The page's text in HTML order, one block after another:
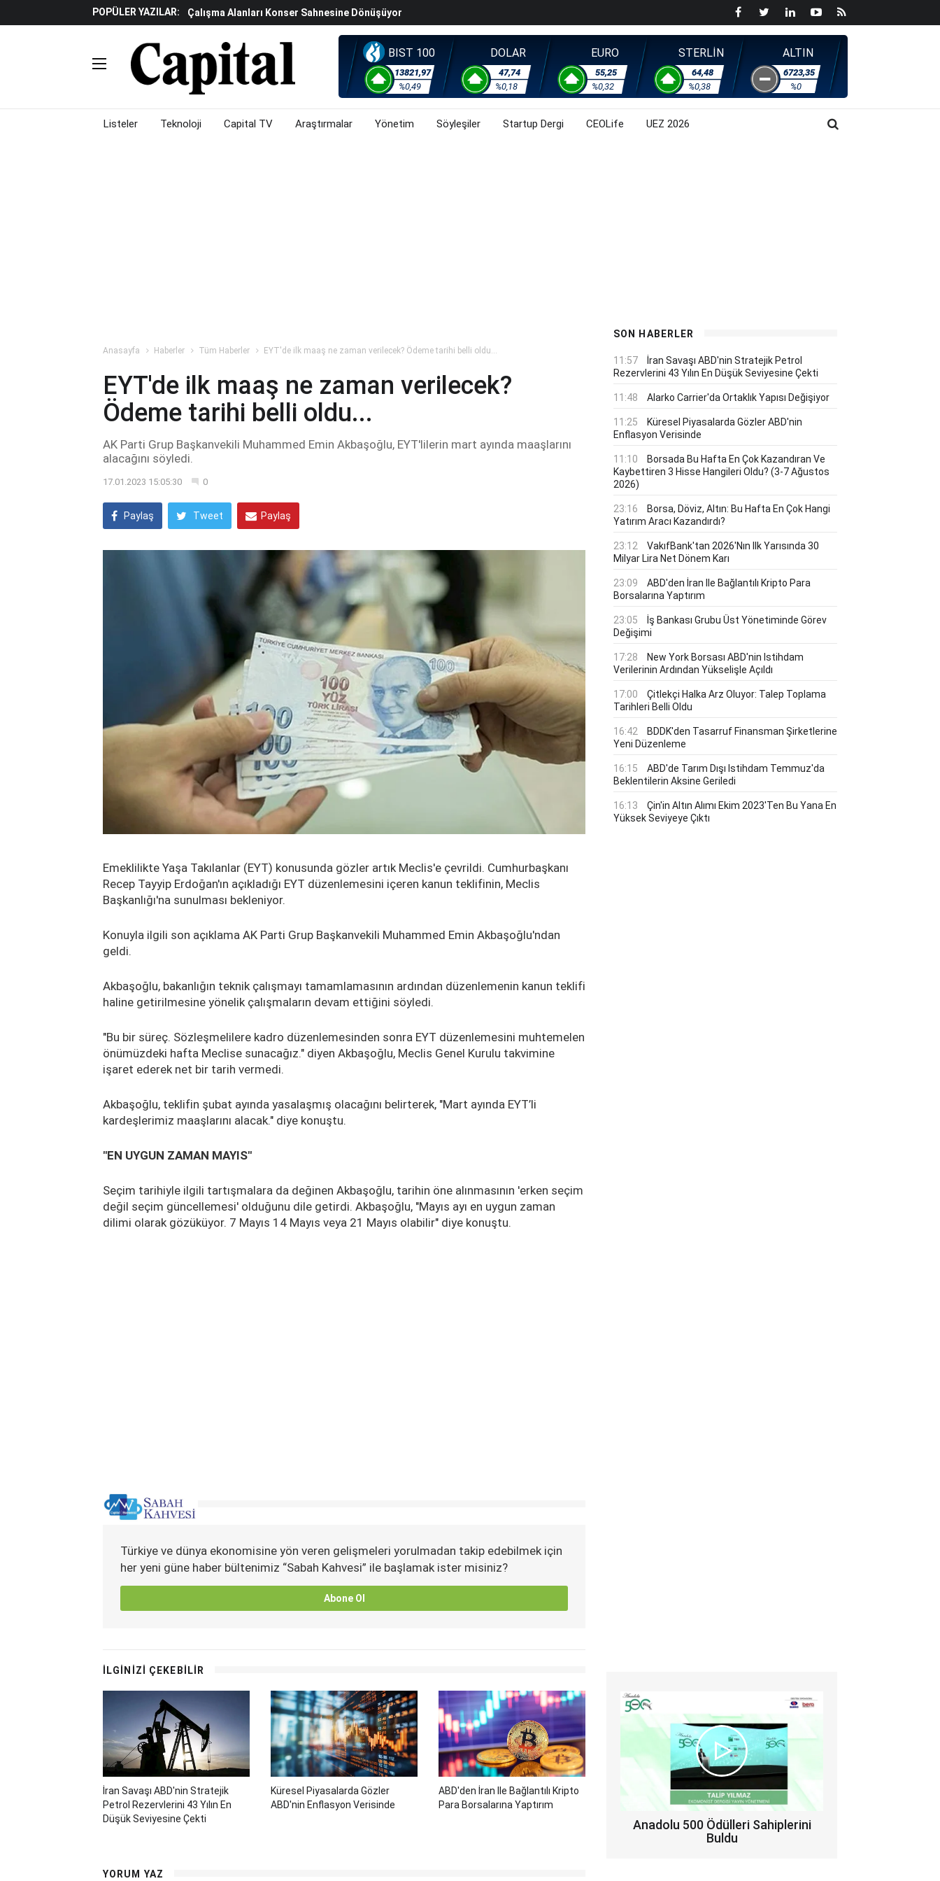
POPÜLER YAZILAR:
TCMB'den Döviz Dönüşüm Desteğinin Etkinliğini Artıracak Adımlar Geldi
Katılım Bankaları Yılın Ilk Yarısında 119,5 Milyar Liralık Sukuk Ihraç Etti
Küresel Piyasalarda Gelecek Hafta Gözler ABD'de Açıklanacak Tarım Dışı Istihdam
Verisine Çevrildi
Altınay Savunma Grubu C-Level Üst Yönetim Yapılanmasına Geçti
Çalışma Alanları Konser Sahnesine Dönüşüyor
BIST 100
13821,97
%0,49
DOLAR
47,74
%0,18
EURO
55,25
%0,32
STERLİN
64,48
%0,38
ALTIN
6723,35
%0
Listeler Teknoloji Capital TV Araştırmalar Yönetim Söyleşiler Startup Dergi CEOLife UEZ 2026
Anasayfa Haberler Tüm Haberler EYT'de ilk maaş ne zaman verilecek? Ödeme tarihi belli oldu...
EYT'de ilk maaş ne zaman verilecek?
Ödeme tarihi belli oldu...
AK Parti Grup Başkanvekili Muhammed Emin Akbaşoğlu, EYT'lilerin mart ayında maaşlarını
alacağını söyledi.
17.01.2023 15:05:30 0
Paylaş Tweet Paylaş
Emeklilikte Yaşa Takılanlar (EYT) konusunda gözler artık Meclis'e çevrildi. Cumhurbaşkanı
Recep Tayyip Erdoğan'ın açıkladığı EYT düzenlemesini içeren kanun teklifinin, Meclis
Başkanlığı'na sunulması bekleniyor.
Konuyla ilgili son açıklama AK Parti Grup Başkanvekili Muhammed Emin Akbaşoğlu'ndan
geldi.
Akbaşoğlu, bakanlığın teknik çalışmayı tamamlamasının ardından düzenlemenin kanun teklifi
haline getirilmesine yönelik çalışmaların devam ettiğini söyledi.
"Bu bir süreç. Sözleşmelilere kadro düzenlemesinden sonra EYT düzenlemesini muhtemelen
önümüzdeki hafta Meclise sunacağız." diyen Akbaşoğlu, Meclis Genel Kurulu takvimine
işaret ederek net bir tarih vermedi.
Akbaşoğlu, teklifin şubat ayında yasalaşmış olacağını belirterek, "Mart ayında EYT’li
kardeşlerimiz maaşlarını alacak." diye konuştu.
"EN UYGUN ZAMAN MAYIS"
Seçim tarihiyle ilgili tartışmalara da değinen Akbaşoğlu, tarihin öne alınmasının 'erken seçim
değil seçim güncellemesi' olduğunu dile getirdi. Akbaşoğlu, "Mayıs ayı en uygun zaman
dilimi olarak gözüküyor. 7 Mayıs 14 Mayıs veya 21 Mayıs olabilir" diye konuştu.
Türkiye ve dünya ekonomisine yön veren gelişmeleri yorulmadan takip edebilmek için
her yeni güne haber bültenimiz “Sabah Kahvesi” ile başlamak ister misiniz?
Abone Ol
İLGİNİZİ ÇEKEBİLİR
İran Savaşı ABD'nin Stratejik
Petrol Rezervlerini 43 Yılın En
Düşük Seviyesine Çekti
Küresel Piyasalarda Gözler
ABD'nin Enflasyon Verisinde
ABD'den İran Ile Bağlantılı Kripto
Para Borsalarına Yaptırım
YORUM YAZ
SON HABERLER
11:57
İran Savaşı ABD'nin Stratejik Petrol
Rezervlerini 43 Yılın En Düşük Seviyesine Çekti
11:48 Alarko Carrier'da Ortaklık Yapısı Değişiyor
11:25
Küresel Piyasalarda Gözler ABD'nin
Enflasyon Verisinde
11:10
Borsada Bu Hafta En Çok Kazandıran Ve
Kaybettiren 3 Hisse Hangileri Oldu? (3-7 Ağustos
2026)
23:16
Borsa, Döviz, Altın: Bu Hafta En Çok Hangi
Yatırım Aracı Kazandırdı?
23:12
VakıfBank'tan 2026'nın Ilk Yarısında 30
Milyar Lira Net Dönem Karı
23:09
ABD'den İran Ile Bağlantılı Kripto Para
Borsalarına Yaptırım
23:05
İş Bankası Grubu Üst Yönetiminde Görev
Değişimi
17:28
New York Borsası ABD'nin Istihdam
Verilerinin Ardından Yükselişle Açıldı
17:00
Çitlekçi Halka Arz Oluyor: Talep Toplama
Tarihleri Belli Oldu
16:42
BDDK'den Tasarruf Finansman Şirketlerine
Yeni Düzenleme
16:15
ABD'de Tarım Dışı Istihdam Temmuz'da
Beklentilerin Aksine Geriledi
16:13
Çin'in Altın Alımı Ekim 2023'ten Bu Yana En
Yüksek Seviyeye Çıktı
Anadolu 500 Ödülleri Sahiplerini
Buldu